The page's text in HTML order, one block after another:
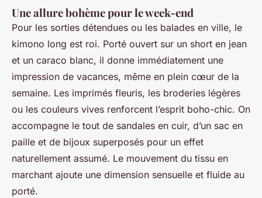
Une allure bohème pour le week-end
Pour les sorties détendues ou les balades en ville, le
kimono long est roi. Porté ouvert sur un short en jean
et un caraco blanc, il donne immédiatement une
impression de vacances, même en plein cœur de la
semaine. Les imprimés fleuris, les broderies légères
ou les couleurs vives renforcent l’esprit boho-chic. On
accompagne le tout de sandales en cuir, d’un sac en
paille et de bijoux superposés pour un effet
naturellement assumé. Le mouvement du tissu en
marchant ajoute une dimension sensuelle et fluide au
porté.